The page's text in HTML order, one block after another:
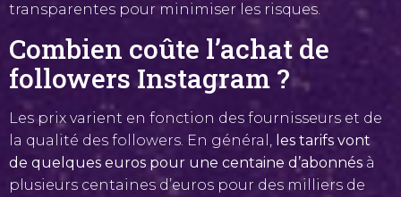
transparentes pour minimiser les risques.
Combien coûte l’achat de
followers Instagram ?
Les prix varient en fonction des fournisseurs et de
la qualité des followers. En général,
les tarifs vont
de quelques euros pour une centaine d’abonnés à
plusieurs centaines d’euros pour des milliers de